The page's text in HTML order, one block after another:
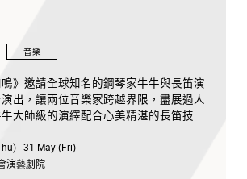
駐團藝術家ditto ditto
請按此
音樂
》邀請全球知名的鋼琴家牛牛與長笛演
出，讓兩位音樂家跨越界限，盡展過人
大師級的演繹配合心美精湛的長笛技
了讀詩環節，文字與音樂環環相扣，營造
動觀眾的內心情感。一同來見證這趟非凡
- 31 May (Fri)
演藝劇院